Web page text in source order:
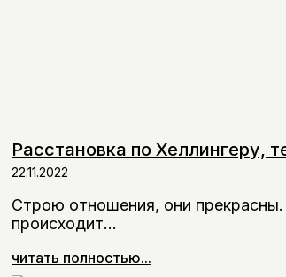
Расстановка по Хеллингеру,
22.11.2022
Cтрою отношения, они
происходит…
читать полностью...